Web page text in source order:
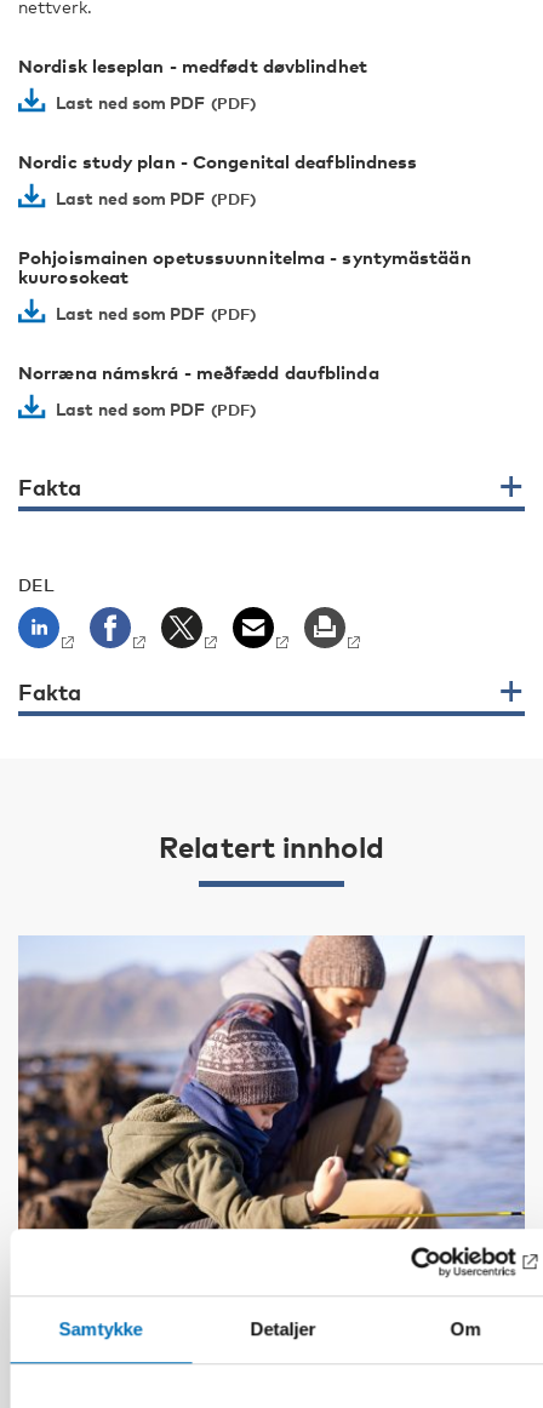
Samtykke Detaljer Om
nettverk.
Nordisk leseplan - medfødt døvblindhet
Last ned som PDF
Nordic study plan - Congenital deafblindness
Last ned som PDF
Pohjoismainen opetussuunnitelma - syntymästään
kuurosokeat
Last ned som PDF
Norræna námskrá - meðfædd daufblinda
Last ned som PDF
Fakta
DEL
Fakta
Relatert innhold
DØVBLINDHET
1 feb 2023